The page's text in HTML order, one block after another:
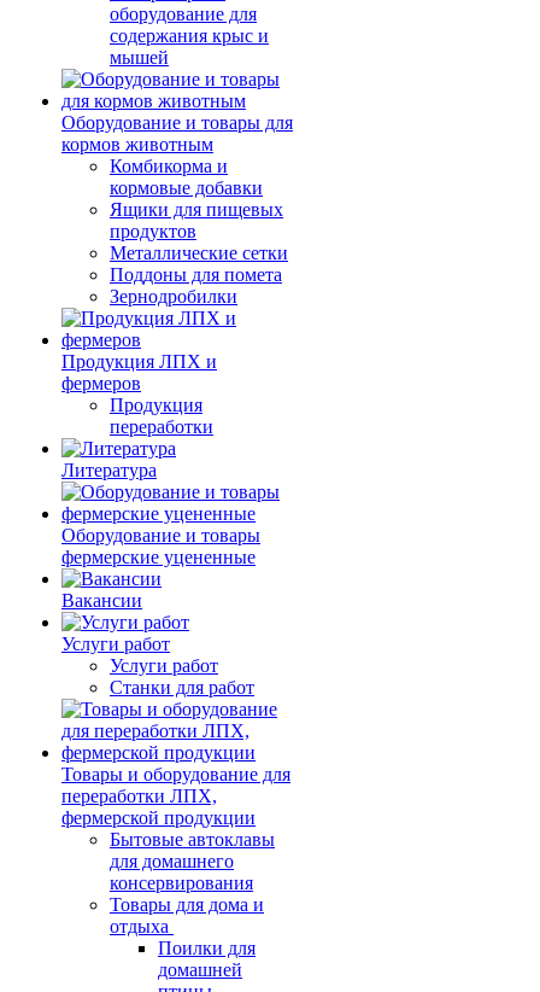
оборудование для
содержания крыс и
мышей
Оборудование и товары для
кормов животным
Комбикорма и
кормовые добавки
Ящики для пищевых
продуктов
Металлические сетки
Поддоны для помета
Зернодробилки
Продукция ЛПХ и
фермеров
Продукция
переработки
Литература
Оборудование и товары
фермерские уцененные
Вакансии
Услуги работ
Услуги работ
Станки для работ
Товары и оборудование для
переработки ЛПХ,
фермерской продукции
Бытовые автоклавы
для домашнего
консервирования
Товары для дома и
отдыха
Поилки для
домашней